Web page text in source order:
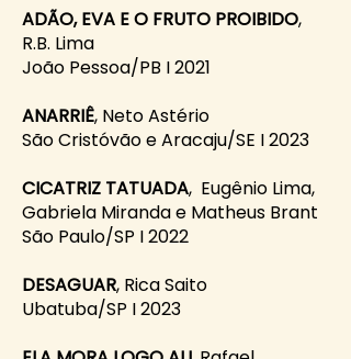
ADÃO, EVA E O FRUTO PROIBIDO,
R.B. Lima
João Pessoa/PB I 2021
ANARRIÊ, Neto Astério
São Cristóvão e Aracaju/SE I 2023
CICATRIZ TATUADA, Eugênio Lima,
Gabriela Miranda e Matheus Brant
São Paulo/SP I 2022
DESAGUAR, Rica Saito
Ubatuba/SP I 2023